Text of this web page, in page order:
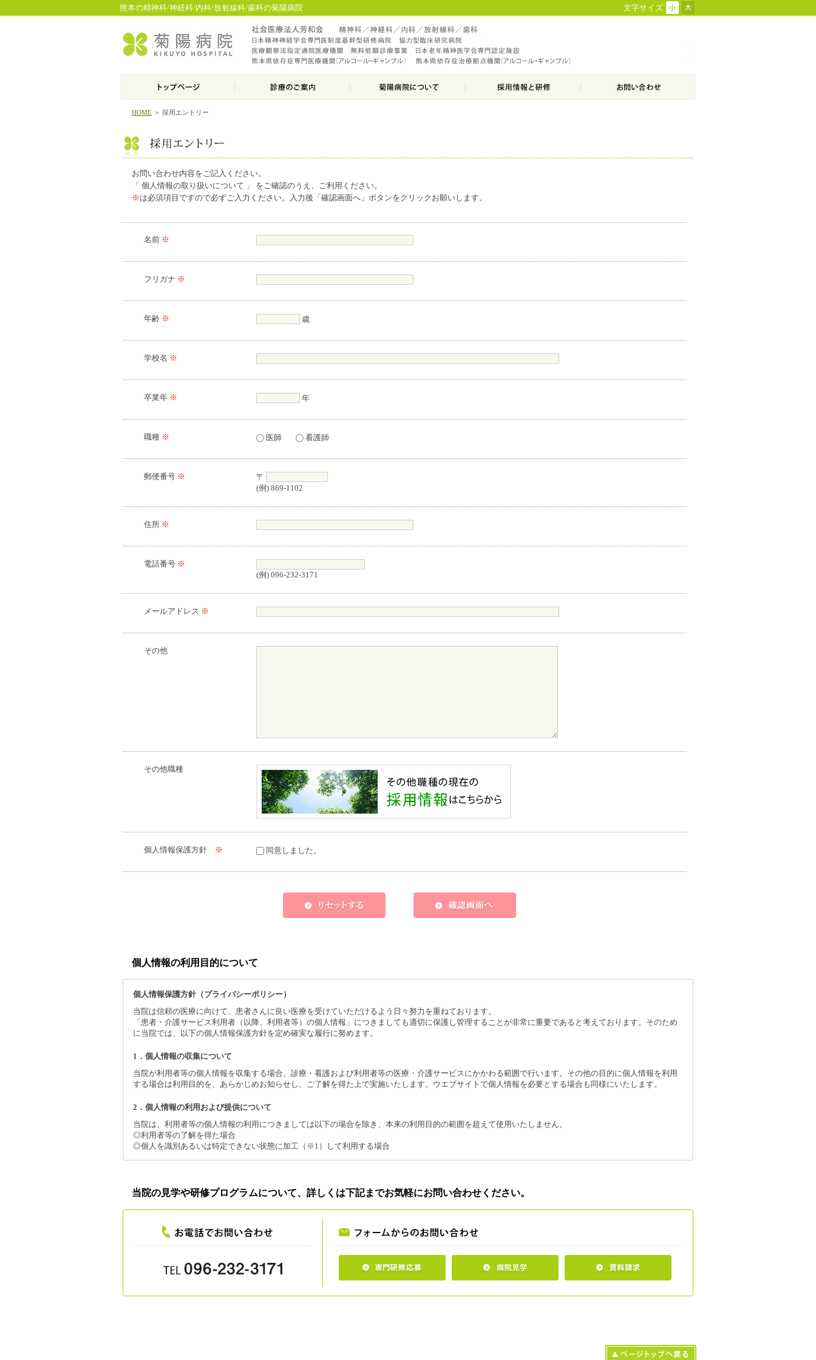
熊本の精神科/神経科/内科/放射線科/歯科の菊陽病院 文字サイズ
HOME ＞ 採用エントリー
お問い合わせ内容をご記入ください。
「 個人情報の取り扱いについて 」 をご確認のうえ、ご利用ください。
※ は必須項目ですので必ずご入力ください。入力後「確認画面へ」ボタンをクリックお願いします。
名前 ※
フリガナ ※
年齢 ※ 歳
学校名 ※
卒業年 ※ 年
職種 ※ 医師 看護師
郵便番号 ※
〒
(例) 869-1102
住所 ※
電話番号 ※
(例) 096-232-3171
メールアドレス ※
その他
その他職種
個人情報保護方針 ※ 同意しました。
個人情報の利用目的について
個人情報保護方針（プライバシーポリシー）
当院は信頼の医療に向けて、患者さんに良い医療を受けていただけるよう日々努力を重ねております。
「患者・介護サービス利用者（以降、利用者等）の個人情報」につきましても適切に保護し管理することが非常に重要であると考えております。そのため
に当院では、以下の個人情報保護方針を定め確実な履行に努めます。
1．個人情報の収集について
当院が利用者等の個人情報を収集する場合、診療・看護および利用者等の医療・介護サービスにかかわる範囲で行います。その他の目的に個人情報を利用
する場合は利用目的を、あらかじめお知らせし、ご了解を得た上で実施いたします。ウエブサイトで個人情報を必要とする場合も同様にいたします。
2．個人情報の利用および提供について
当院は、利用者等の個人情報の利用につきましては以下の場合を除き、本来の利用目的の範囲を超えて使用いたしません。
◎利用者等の了解を得た場合
◎個人を識別あるいは特定できない状態に加工（※1）して利用する場合
3．個人情報の適正管理について
当院は、利用者等の個人情報について、正確かつ最新の状態に保ち、利用者等の個人情報の漏えい、紛失、破壊、改ざん又は患者さんの個人情報への不正
当院は、利用者等の個人情報について利用者等が開示を求められた場合には、遅滞なく内容を確認し、当院の「患者情報の提供等に関する指針」に従って
対応いたします。また、内容が事実でない等の理由で訂正を求められた場合も、調査し適切に対応いたします。
当院の見学や研修プログラムについて、詳しくは下記までお気軽にお問い合わせください。